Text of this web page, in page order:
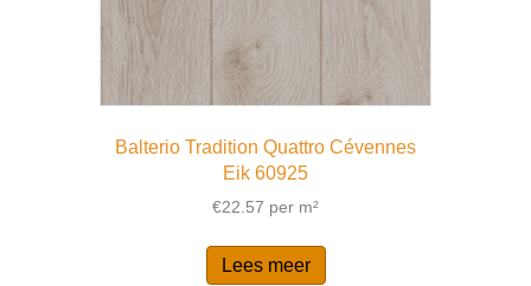
Balterio Tradition Quattro Cévennes
Eik 60925
€22.57 per m²
Lees meer